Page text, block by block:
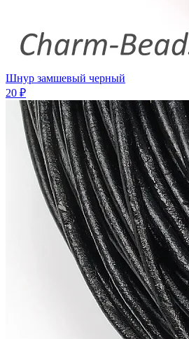
Шнур замшевый черный
20 ₽